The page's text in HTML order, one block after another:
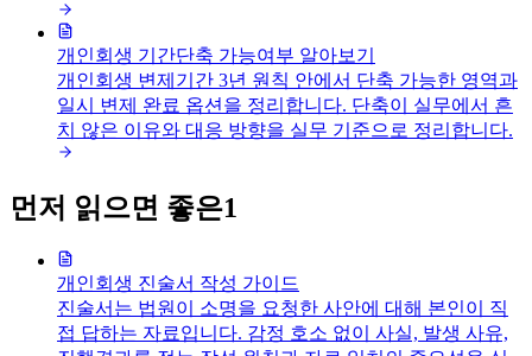
개인회생 기간단축 가능여부 알아보기
개인회생 변제기간 3년 원칙 안에서 단축 가능한 영역과
일시 변제 완료 옵션을 정리합니다. 단축이 실무에서 흔
치 않은 이유와 대응 방향을 실무 기준으로 정리합니다.
먼저 읽으면 좋은1
개인회생 진술서 작성 가이드
진술서는 법원이 소명을 요청한 사안에 대해 본인이 직
접 답하는 자료입니다. 감정 호소 없이 사실, 발생 사유,